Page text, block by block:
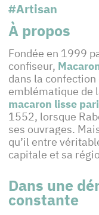
#Artisan
À propos
Fondée en 1999
confiseur,
dans la
emblématique de
macaron lisse
1552, lorsque
ses ouvrages.
qu’il entre
capitale et sa
Dans une
constante